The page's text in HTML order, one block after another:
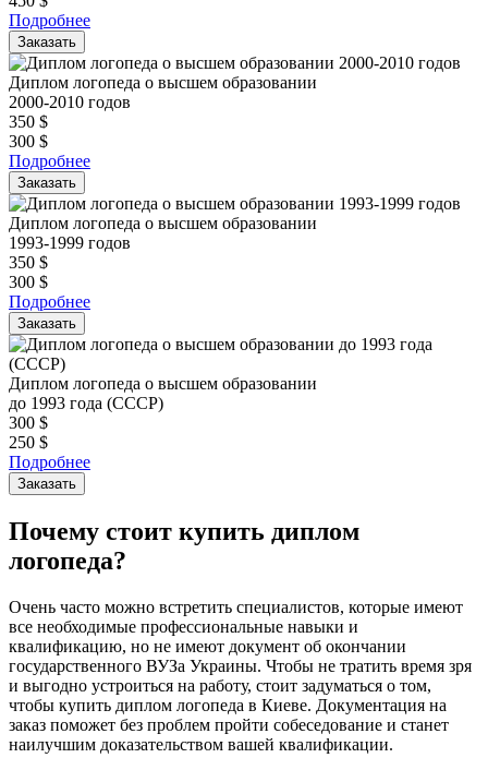
Подробнее
Заказать
Диплом логопеда о высшем образовании
2000-2010 годов
350 $
300 $
Подробнее
Заказать
Диплом логопеда о высшем образовании
1993-1999 годов
350 $
300 $
Подробнее
Заказать
Диплом логопеда о высшем образовании
до 1993 года (СССР)
300 $
250 $
Подробнее
Заказать
Почему стоит купить диплом
логопеда?
Очень часто можно встретить специалистов, которые имеют
все необходимые профессиональные навыки и
квалификацию, но не имеют документ об окончании
государственного ВУЗа Украины. Чтобы не тратить время зря
и выгодно устроиться на работу, стоит задуматься о том,
чтобы купить диплом логопеда в Киеве. Документация на
заказ поможет без проблем пройти собеседование и станет
наилучшим доказательством вашей квалификации.